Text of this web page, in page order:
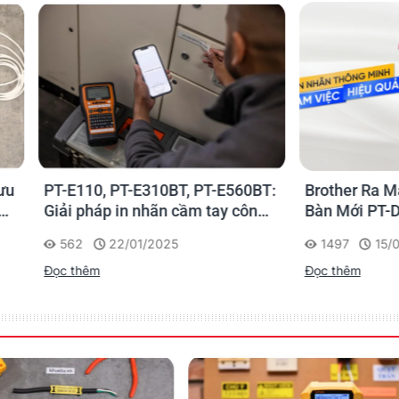
PT-E310BT, PT-E560BT:
in nhãn cầm tay công
22/01/2025
Brother Ra Mắt Máy In
Bàn Mới PT-D460BT & PT-
Cho Dân Văn Phòng
15/05/2023